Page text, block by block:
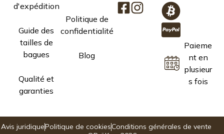
d'expédition
Guide des
tailles de
bagues
Qualité et
garanties
Politique de
confidentialité
Blog
Paieme
nt en
plusieur
s fois
Avis juridiquePolitique de cookiesConditions générales de vente